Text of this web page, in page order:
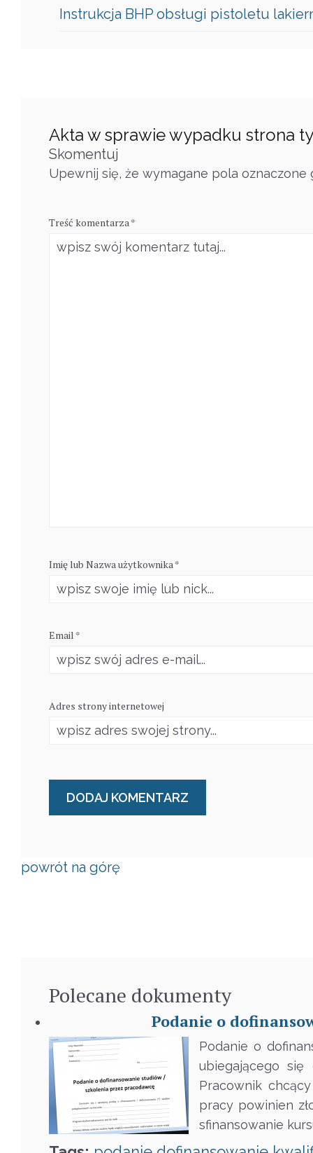
Instrukcja BHP obsługi pistoletu
Akta w sprawie wypadku strona
Skomentuj
Upewnij się, że wymagane pola oznaczone
Treść komentarza *
Imię lub Nazwa użytkownika *
Email *
Adres strony internetowej
powrót na górę
Polecane dokumenty
Podanie o
Podanie o
ubiegającego się
Pracownik
pracy powinien
sfinansowanie